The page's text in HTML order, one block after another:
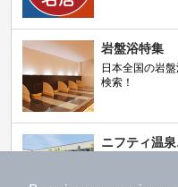
岩盤浴特集
日本全国の岩
検索！
ニフティ温